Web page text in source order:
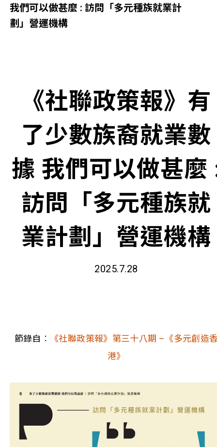
慈善活動
關於本會
聯絡我們
我們可以做甚麼 : 訪問「多元種族就業計
劃」營運機構
《社聯政策報》有
了少數族裔就業數
據 我們可以做甚麼
訪問「多元種族就
業計劃」營運機構
2025.7.28
節錄自︰
《社聯政策報》第三十八期 –《多元創造
港》